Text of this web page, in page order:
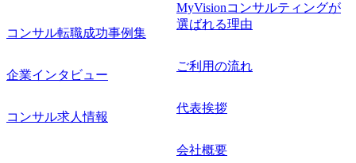
コンサル転職成功事例集
企業インタビュー
コンサル求人情報
MyVisionコンサルティングが
選ばれる理由
ご利用の流れ
代表挨拶
会社概要